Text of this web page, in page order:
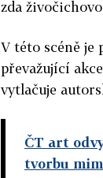
zda
V této scéně je
převažující
vytlačuje
ČT art
tvorbu